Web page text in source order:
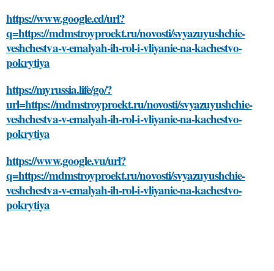
https://www.google.cd/url?
q=https://mdmstroyproekt.ru/novosti/svyazuyushchie-
veshchestva-v-emalyah-ih-rol-i-vliyanie-na-kachestvo-
pokrytiya
https://myrussia.life/go/?
url=https://mdmstroyproekt.ru/novosti/svyazuyushchie-
veshchestva-v-emalyah-ih-rol-i-vliyanie-na-kachestvo-
pokrytiya
https://www.google.vu/url?
q=https://mdmstroyproekt.ru/novosti/svyazuyushchie-
veshchestva-v-emalyah-ih-rol-i-vliyanie-na-kachestvo-
pokrytiya